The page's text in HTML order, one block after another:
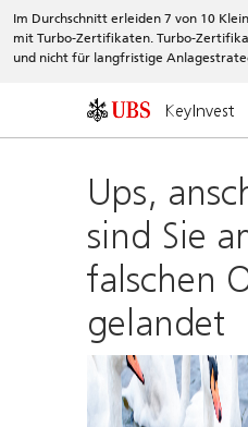
Im Durchschnitt erleiden 7 von 10
mit Turbo-Zertifikaten. Turbo-
und nicht für langfristige
KeyInvest
Ups,
sind Sie
falschen
gelandet